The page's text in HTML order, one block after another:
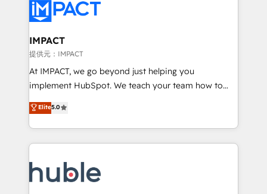
Slash months from your API Integration project... ⬅️
Click "Contact Business" ⬅️ to access 150+ Kickstart
Integration templates that put HubSpot in the center
of your tech stack, syncing... 🛍️ Shopify or
WooCommerce 💲 Stripe or Paypal 💰 Sage or
Netsuite 🤖 Google or Microsoft ✍️ DocuSign or
the rare Advanced "Custom Integrations"
Accreditation, securely sync data across... 🔄 any
new HubSpot portal with Advanced Website and
CRM Migrations using our in-house "HubScrub" Tool.
IMPACT
提供元：IMPACT
At IMPACT, we go beyond just helping you
implement HubSpot. We teach your team how to
master it. As the creators of the Endless Customers
System™ (the next evolution of They Ask, You
Answer), we’re the only HubSpot partner built
entirely around coaching and training. That means
skills, processes, and internal team you need to
attract the right buyers, close deals faster, and grow
Elite5.0